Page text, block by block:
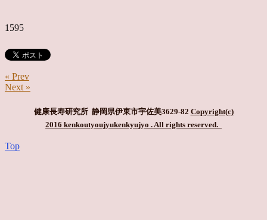
1595
« Prev
Next »
健康長寿研究所 静岡県伊東市宇佐美3629-82 Copyright(c)
2016 kenkoutyoujyukenkyujyo . All rights reserved.
Top